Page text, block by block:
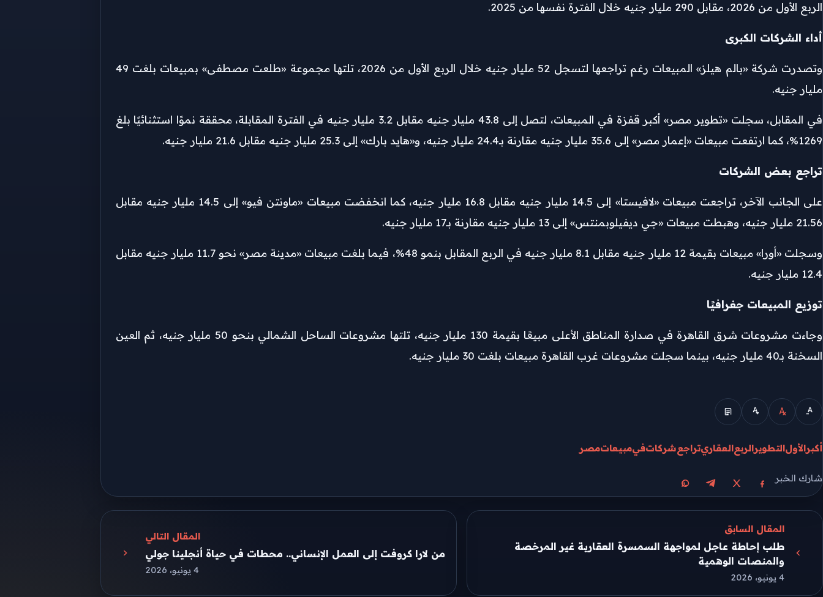
الربع الأول من 2026، مقابل 290 مليار جنيه خلال الفترة نفسها من 2025.
أداء الشركات الكبرى
وتصدرت شركة «بالم هيلز» المبيعات رغم تراجعها لتسجل 52 مليار جنيه خلال الربع الأول من 2026، تلتها مجموعة «طلعت مصطفى» بمبيعات بلغت 49
مليار جنيه.
في المقابل، سجلت «تطوير مصر» أكبر قفزة في المبيعات، لتصل إلى 43.8 مليار جنيه مقابل 3.2 مليار جنيه في الفترة المقابلة، محققة نموًا استثنائيًا بلغ
1269%، كما ارتفعت مبيعات «إعمار مصر» إلى 35.6 مليار جنيه مقارنة بـ24.4 مليار جنيه، و«هايد بارك» إلى 25.3 مليار جنيه مقابل 21.6 مليار جنيه.
تراجع بعض الشركات
على الجانب الآخر، تراجعت مبيعات «لافيستا» إلى 14.5 مليار جنيه مقابل 16.8 مليار جنيه، كما انخفضت مبيعات «ماونتن فيو» إلى 14.5 مليار جنيه مقابل
21.56 مليار جنيه، وهبطت مبيعات «جي ديفيلوبمنتس» إلى 13 مليار جنيه مقارنة بـ17 مليار جنيه.
وسجلت «أورا» مبيعات بقيمة 12 مليار جنيه مقابل 8.1 مليار جنيه في الربع المقابل بنمو 48%، فيما بلغت مبيعات «مدينة مصر» نحو 11.7 مليار جنيه مقابل
12.4 مليار جنيه.
توزيع المبيعات جغرافيًا
وجاءت مشروعات شرق القاهرة في صدارة المناطق الأعلى مبيعًا بقيمة 130 مليار جنيه، تلتها مشروعات الساحل الشمالي بنحو 50 مليار جنيه، ثم العين
السخنة بـ40 مليار جنيه، بينما سجلت مشروعات غرب القاهرة مبيعات بلغت 30 مليار جنيه.
الوضع المبسط
أكبرالأولالتطويرالربعالعقاريتراجعشركاتفيمبيعاتمصر
شارك الخبر
مشاركة على فيسبوك
مشاركة على Xمشاركة على تيليجرام
مشاركة على واتساب
المقال السابق
طلب إحاطة عاجل لمواجهة السمسرة العقارية غير المرخصة
والمنصات الوهمية
4 يونيو، 2026
المقال التالي
من لارا كروفت إلى العمل الإنساني.. محطات في حياة أنجلينا جولي
4 يونيو، 2026